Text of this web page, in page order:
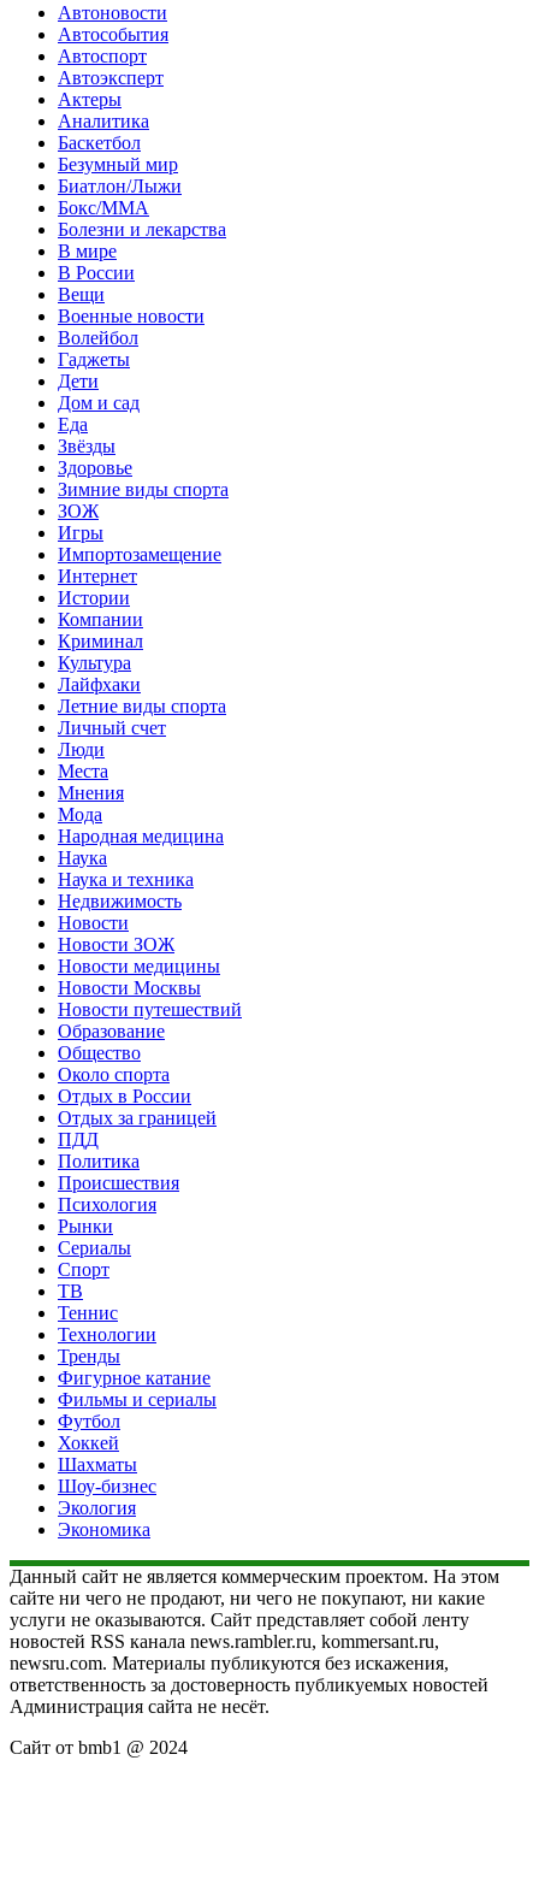
Автоновости
Автособытия
Автоспорт
Автоэксперт
Актеры
Аналитика
Баскетбол
Безумный мир
Биатлон/Лыжи
Бокс/MMA
Болезни и лекарства
В мире
В России
Вещи
Военные новости
Волейбол
Гаджеты
Дети
Дом и сад
Еда
Звёзды
Здоровье
Зимние виды спорта
ЗОЖ
Игры
Импортозамещение
Интернет
Истории
Компании
Криминал
Культура
Лайфхаки
Летние виды спорта
Личный счет
Люди
Места
Мнения
Мода
Народная медицина
Наука
Наука и техника
Недвижимость
Новости
Новости ЗОЖ
Новости медицины
Новости Москвы
Новости путешествий
Образование
Общество
Около спорта
Отдых в России
Отдых за границей
ПДД
Политика
Происшествия
Психология
Рынки
Сериалы
Спорт
ТВ
Теннис
Технологии
Тренды
Фигурное катание
Фильмы и сериалы
Футбол
Хоккей
Шахматы
Шоу-бизнес
Экология
Экономика
Данный сайт не является коммерческим проектом. На этом
сайте ни чего не продают, ни чего не покупают, ни какие
услуги не оказываются. Сайт представляет собой ленту
новостей RSS канала news.rambler.ru, kommersant.ru,
newsru.com. Материалы публикуются без искажения,
ответственность за достоверность публикуемых новостей
Администрация сайта не несёт.
Сайт от bmb1 @ 2024